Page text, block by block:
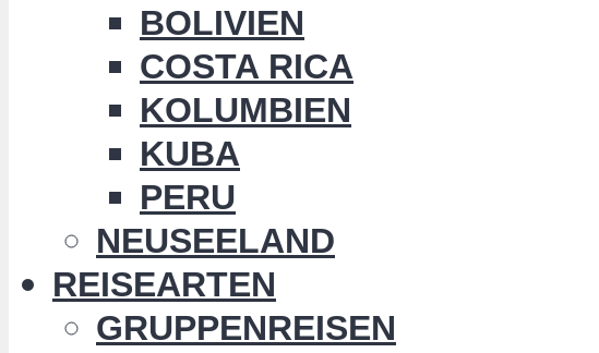
BOLIVIEN
COSTA RICA
KOLUMBIEN
KUBA
PERU
NEUSEELAND
REISEARTEN
GRUPPENREISEN